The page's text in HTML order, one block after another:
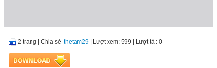
2 trang |Chia sẻ:thetam29 | Lượt xem: 599 | Lượt tải: 0